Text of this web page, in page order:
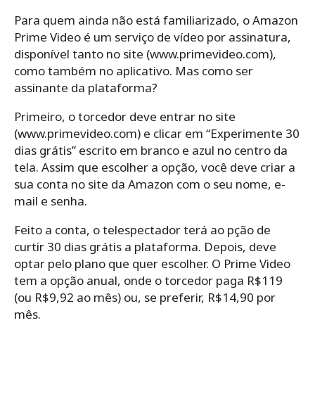
Para quem ainda não está familiarizado, o Amazon
Prime Video é um serviço de vídeo por assinatura,
disponível tanto no site (www.primevideo.com),
como também no aplicativo. Mas como ser
assinante da plataforma?
Primeiro, o torcedor deve entrar no site
(www.primevideo.com) e clicar em “Experimente 30
dias grátis” escrito em branco e azul no centro da
tela. Assim que escolher a opção, você deve criar a
sua conta no site da Amazon com o seu nome, e-
mail e senha.
Feito a conta, o telespectador terá ao pção de
curtir 30 dias grátis a plataforma. Depois, deve
optar pelo plano que quer escolher. O Prime Video
tem a opção anual, onde o torcedor paga R$119
(ou R$9,92 ao mês) ou, se preferir, R$14,90 por
mês.